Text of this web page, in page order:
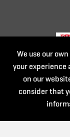
We use our
your experience
on our
consider that